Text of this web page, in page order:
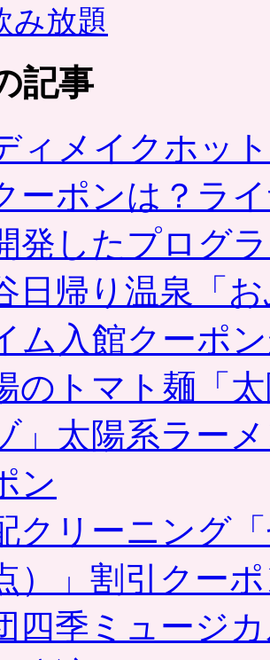
み放題
記事
ィメイクホッ
ーポンは？ラ
発したプログ
日帰り温泉「
ム入館クーポ
のトマト麺「
」太陽系ラー
ン
クリーニング
）」割引クー
四季ミュージ